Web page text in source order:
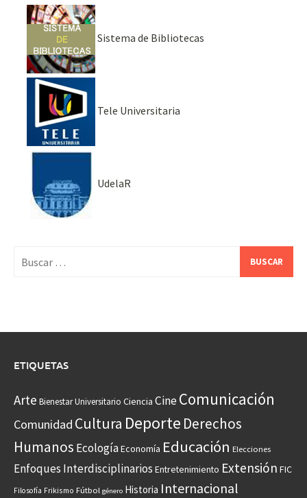
Sistema de Bibliotecas
Tele Universitaria
UdelaR
ETIQUETAS
Arte Bienestar Universitario Ciencia CineComunicación
Comunidad Cultura Deporte Derechos
Humanos EcologíaEconomía Educación Elecciones
Enfoques Interdisciplinarios Entretenimiento Extensión FIC
Filosofía Frikismo Fútbol género Historia Internacional